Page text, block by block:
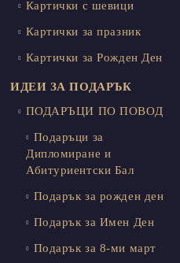
Картички с шевици
Картички за празник
Картички за Рожден Ден
ИДЕИ ЗА ПОДАРЪК
ПОДАРЪЦИ ПО ПОВОД
Подаръци за
Дипломиране и
Абитуриентски Бал
Подарък за рожден ден
Подарък за Имен Ден
Подарък за 8-ми март